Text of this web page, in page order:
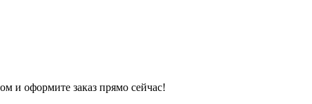
и оформите заказ прямо сейчас!